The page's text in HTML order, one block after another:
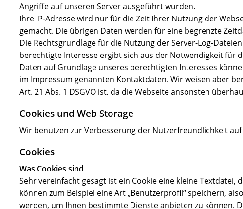
Angriffe auf unseren Server ausgeführt wurden.
Ihre IP-Adresse wird nur für die Zeit Ihrer Nutzung der
gemacht. Die übrigen Daten werden für eine begrenzte
Die Rechtsgrundlage für die Nutzung der Server-Log-
berechtigte Interesse ergibt sich aus der Notwendigkeit für
Daten auf Grundlage unseres berechtigten Interesses
im Impressum genannten Kontaktdaten. Wir weisen aber
Art. 21 Abs. 1 DSGVO ist, da die Webseite ansonsten
Cookies und Web Storage
Wir benutzen zur Verbesserung der Nutzerfreundlichkeit auf
Cookies
Was Cookies sind
Sehr vereinfacht gesagt ist ein Cookie eine kleine
können zum Beispiel eine Art „Benutzerprofil“ speichern,
werden, um Ihnen bestimmte Dienste anbieten zu können.